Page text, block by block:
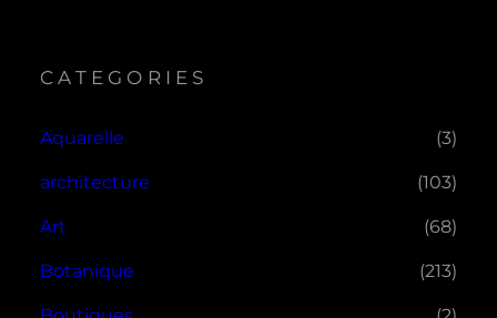
CATEGORIES
Aquarelle (3)
architecture (103)
Art (68)
Botanique (213)